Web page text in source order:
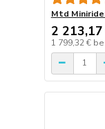
Mtd
2
1 799,32 €